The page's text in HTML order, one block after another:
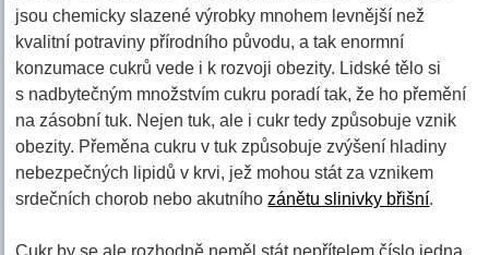
jsou chemicky slazené výrobky mnohem levnější než
kvalitní potraviny přírodního původu, a tak enormní
konzumace cukrů vede i k rozvoji obezity. Lidské tělo si
s nadbytečným množstvím cukru poradí tak, že ho přemění
na zásobní tuk. Nejen tuk, ale i cukr tedy způsobuje vznik
obezity. Přeměna cukru v tuk způsobuje zvýšení hladiny
nebezpečných lipidů v krvi, jež mohou stát za vznikem
srdečních chorob nebo akutníhozánětu slinivky břišní.
Cukr by se ale rozhodně neměl stát nepřítelem číslo jedna.